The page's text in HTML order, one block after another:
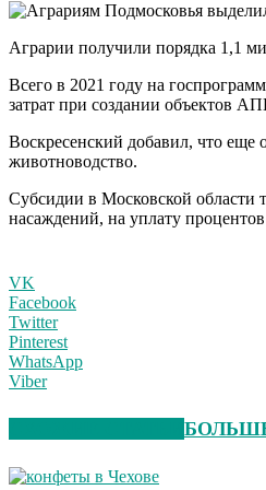
Аграрии получили порядка 1,1
Всего в 2021 году на
затрат при создании объектов
Воскресенский добавил, что
животноводство.
Субсидии в Московской области
насаждений, на уплату
VK
Facebook
Twitter
Pinterest
WhatsApp
Viber